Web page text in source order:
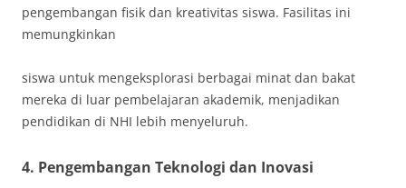
pengembangan fisik dan kreativitas siswa. Fasilitas ini
memungkinkan
siswa untuk mengeksplorasi berbagai minat dan bakat
mereka di luar pembelajaran akademik, menjadikan
pendidikan di NHI lebih menyeluruh.
4. Pengembangan Teknologi dan Inovasi